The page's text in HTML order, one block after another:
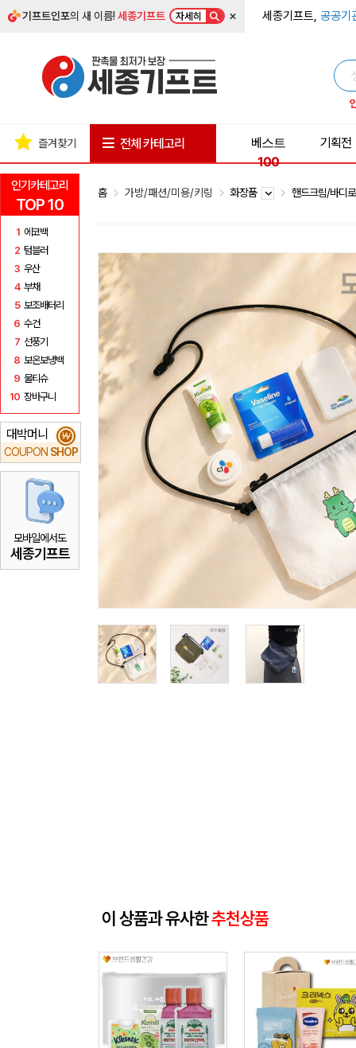
기프트인포의 새 이름!세종기프트 자세히 × 세종기프트, 공공기
인기카테고리
TOP 10
1 에코백
2 텀블러
3 우산
4 부채
5 보조배터리
6 수건
7 선풍기
8 보온보냉백
9 물티슈
10 장바구니
대박머니
COUPON SHOP
₩
모바일에서도
세종기프트
즐겨찾기 전체 카테고리
베스트
100
기획전
홈 가방/패션/미용/키링 화장품 핸드크림/바디
이 상품과 유사한추천상품